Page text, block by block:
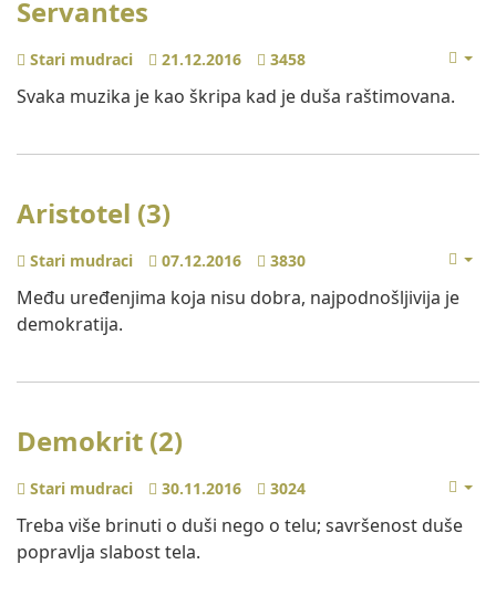
Servantes
Stari mudraci 21.12.2016 3458
Svaka muzika je kao škripa kad je duša raštimovana.
Aristotel (3)
Stari mudraci 07.12.2016 3830
Među uređenjima koja nisu dobra, najpodnošljivija je
demokratija.
Demokrit (2)
Stari mudraci 30.11.2016 3024
Treba više brinuti o duši nego o telu; savršenost duše
popravlja slabost tela.